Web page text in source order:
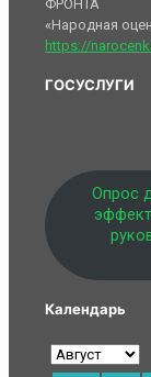
ФРОНТА
«Народная
https://
ГОСУСЛУГИ
Опрос
Календарь